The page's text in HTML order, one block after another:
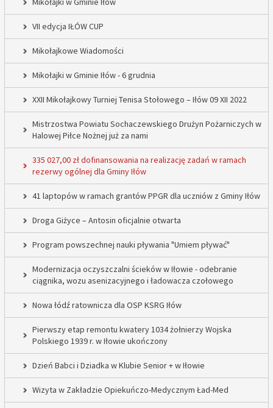
VII edycja IŁÓW CUP
Mikołajkowe Wiadomości
Mikołajki w Gminie Iłów - 6 grudnia
XXII Mikołajkowy Turniej Tenisa Stołowego – Iłów 09 XII 2022
Mistrzostwa Powiatu Sochaczewskiego Drużyn Pożarniczych w
Halowej Piłce Nożnej już za nami
335 027,00 zł dofinansowania na realizację zadań w ramach
rezerwy ogólnej dla Gminy Iłów
41 laptopów w ramach grantów PPGR dla uczniów z Gminy Iłów
Droga Giżyce – Antosin oficjalnie otwarta
Program powszechnej nauki pływania "Umiem pływać"
Modernizacja oczyszczalni ścieków w Iłowie - odebranie
ciągnika, wozu asenizacyjnego i ładowacza czołowego
Nowa łódź ratownicza dla OSP KSRG Iłów
Pierwszy etap remontu kwatery 1034 żołnierzy Wojska
Polskiego 1939 r. w Iłowie ukończony
Dzień Babci i Dziadka w Klubie Senior + w Iłowie
Wizyta w Zakładzie Opiekuńczo-Medycznym Ład-Med